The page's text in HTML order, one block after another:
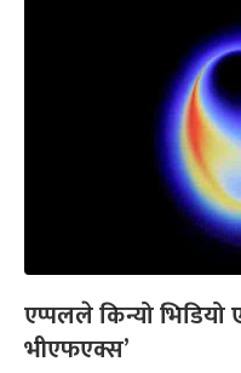
एप्पलले किन्यो
भीएफएक्स’